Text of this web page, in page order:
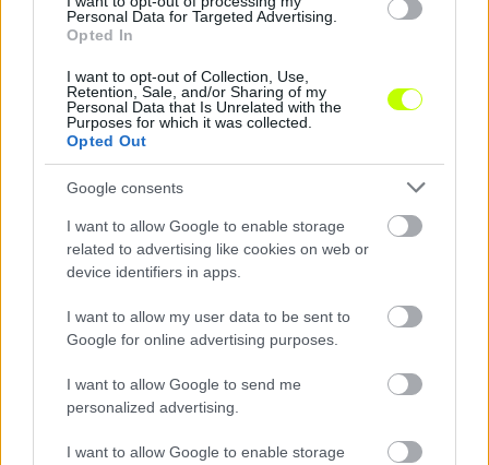
Personal Data for Targeted Advertising.
Opted In
I want to opt-out of Collection, Use,
Retention, Sale, and/or Sharing of my
Personal Data that Is Unrelated with the
Purposes for which it was collected.
Opted Out
Google consents
I want to allow Google to enable storage
related to advertising like cookies on web or
device identifiers in apps.
I want to allow my user data to be sent to
Google for online advertising purposes.
I want to allow Google to send me
personalized advertising.
I want to allow Google to enable storage
A Fradi védőjét Törökországba vinnék, a ZTE fiatalját
55-szörös bajnok csapat szerződtetné
ha igaznak bizonyulnak a róluk szóló sajtóhírek. A Ferencvárossal
három címet […]
Hírek